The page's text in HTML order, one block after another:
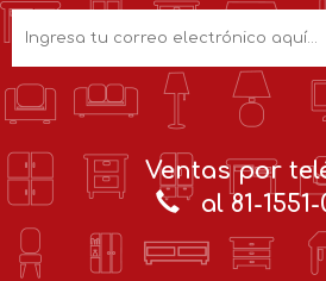
Ventas por
al 81-1551-